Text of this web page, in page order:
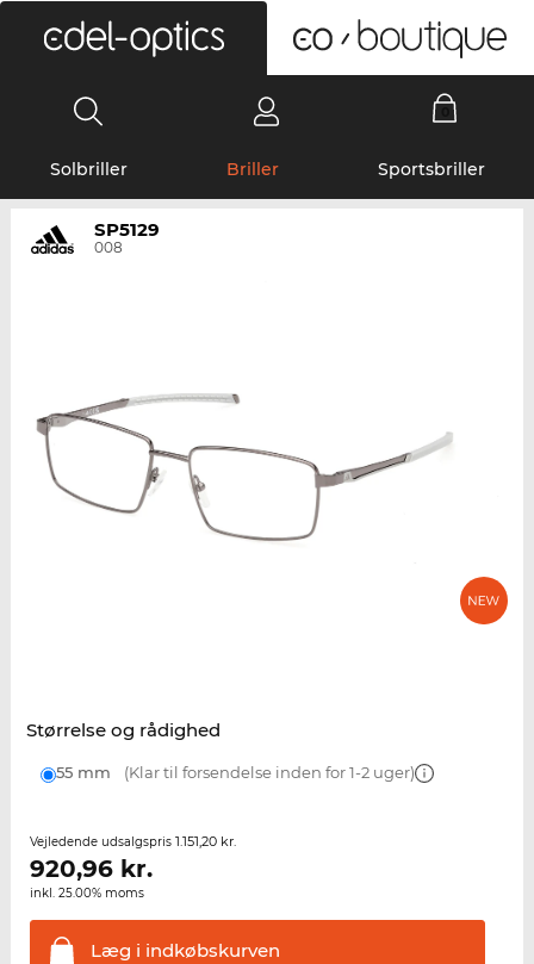
Solbriller Briller Sportsbriller
SP5129
008
Størrelse og rådighed
55 mm (Klar til forsendelse inden for 1-2 uger)
Vejledende udsalgspris 1.151,20 kr.
920,96kr.
inkl. 25.00% moms
Læg i indkøbskurven